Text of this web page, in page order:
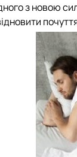
з новою